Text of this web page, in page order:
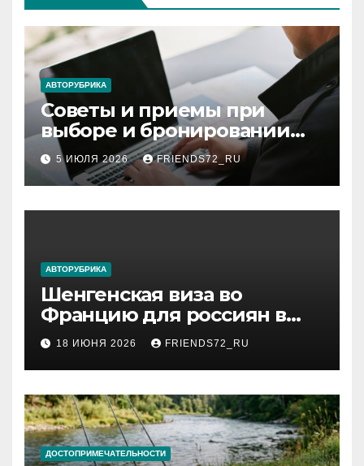
АВТОРУБРИКА
Советы и приемы при
выборе и бронировании
авиабилетов
5 ИЮЛЯ 2026 FRIENDS72_RU
АВТОРУБРИКА
Шенгенская виза во
Францию для россиян в
2026 году: сроки от 3 дней
и список необходимых
документов
18 ИЮНЯ 2026 FRIENDS72_RU
ДОСТОПРИМЕЧАТЕЛЬНОСТИ